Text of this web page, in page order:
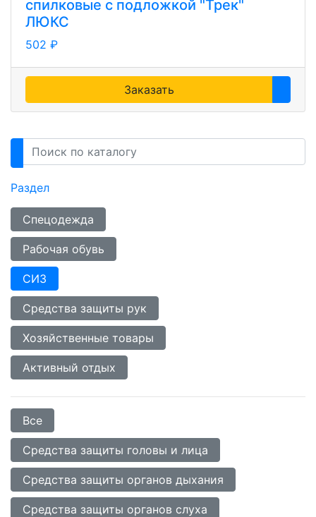
спилковые с подложкой "Трек"
ЛЮКС
502 ₽
Заказать
Раздел
Спецодежда
Рабочая обувь
СИЗ
Средства защиты рук
Хозяйственные товары
Активный отдых
Все
Средства защиты головы и лица
Средства защиты органов дыхания
Средства защиты органов слуха